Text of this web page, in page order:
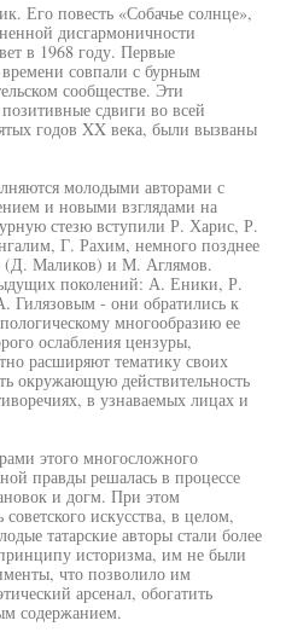
Его повесть «Собачье солнце»,
дисгармоничности
в 1968 году. Первые
совпали с бурным
сообществе. Эти
сдвиги во всей
годов XX века, были вызваны
молодыми авторами с
и новыми взглядами на
стезю вступили Р. Харис, Р.
Г. Рахим, немного позднее
(Д. Маликов) и М. Аглямов.
поколений: А. Еники, Р.
Гилязовым - они обратились к
многообразию ее
ослабления цензуры,
расширяют тематику своих
окружающую действительность
в узнаваемых лицах и
этого многосложного
правды решалась в процессе
и догм. При этом
искусства, в целом,
татарские авторы стали более
историзма, им не были
что позволило им
арсенал, обогатить
содержанием.